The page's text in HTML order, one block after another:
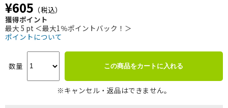
¥605 （税込）
獲得ポイント
最大 5 pt ＜最大1％ポイントバック！＞
ポイントについて
数量 この商品をカートに入れる
※キャンセル・返品はできません。